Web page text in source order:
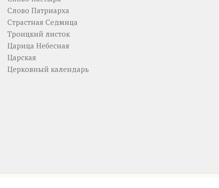
Слово Патриарха
Страстная Седмица
Троицкий листок
Царица Небесная
Царская
Церковный календарь